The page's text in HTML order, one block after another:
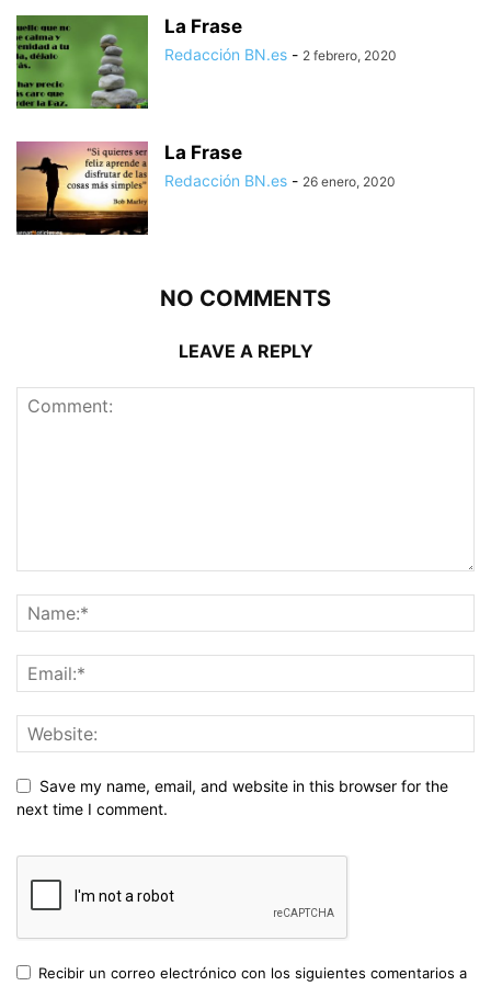
La Frase
Redacción BN.es - 2 febrero, 2020
La Frase
Redacción BN.es - 26 enero, 2020
NO COMMENTS
LEAVE A REPLY
Save my name, email, and website in this browser for the
next time I comment.
Recibir un correo electrónico con los siguientes comentarios a